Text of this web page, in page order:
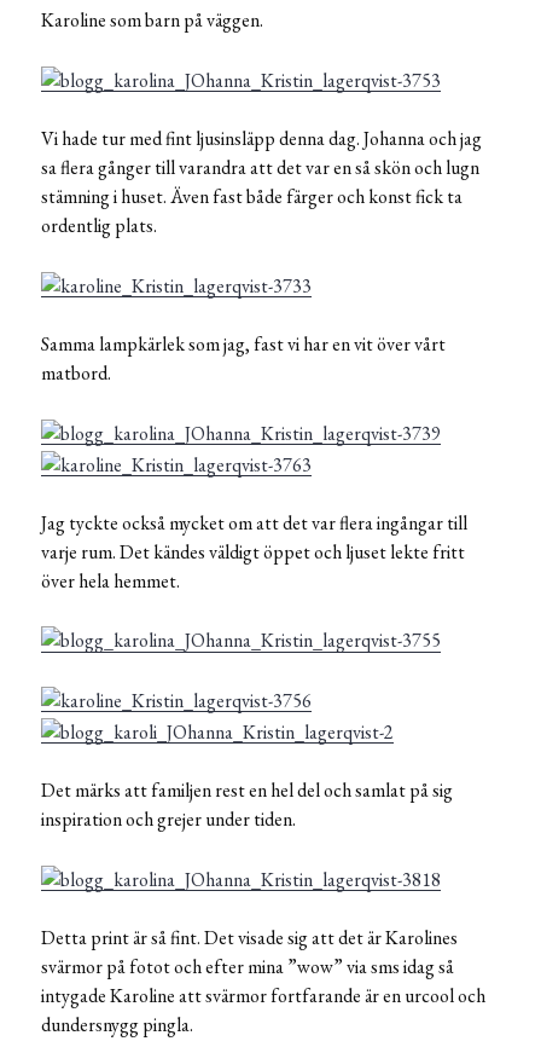
Karoline som barn på väggen.
Vi hade tur med fint ljusinsläpp denna dag. Johanna och jag
sa flera gånger till varandra att det var en så skön och lugn
stämning i huset. Även fast både färger och konst fick ta
ordentlig plats.
Samma lampkärlek som jag, fast vi har en vit över vårt
matbord.
Jag tyckte också mycket om att det var flera ingångar till
varje rum. Det kändes väldigt öppet och ljuset lekte fritt
över hela hemmet.
Det märks att familjen rest en hel del och samlat på sig
inspiration och grejer under tiden.
Detta print är så fint. Det visade sig att det är Karolines
svärmor på fotot och efter mina ”wow” via sms idag så
intygade Karoline att svärmor fortfarande är en urcool och
dundersnygg pingla.